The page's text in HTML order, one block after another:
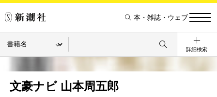
本・雑誌・ウェブ
詳細検索
文豪ナビ 山本周五郎